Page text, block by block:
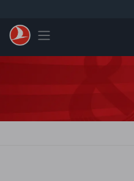
Toggle navigation